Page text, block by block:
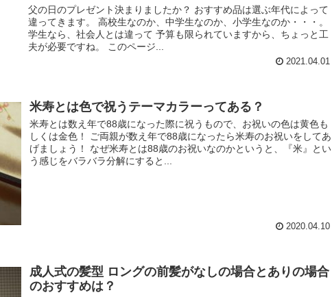
父の日のプレゼント決まりましたか？ おすすめ品は選ぶ年代によって
違ってきます。 高校生なのか、中学生なのか、小学生なのか・・・。
学生なら、社会人とは違って 予算も限られていますから、ちょっと工
夫が必要ですね。 このページ...
2021.04.01
米寿とは色で祝うテーマカラーってある？
米寿とは数え年で88歳になった際に祝うもので、お祝いの色は黄色も
しくは金色！ ご両親が数え年で88歳になったら米寿のお祝いをしてあ
げましょう！ なぜ米寿とは88歳のお祝いなのかというと、『米』とい
う感じをバラバラ分解にすると...
2020.04.10
成人式の髪型 ロングの前髪がなしの場合とありの場合
のおすすめは？